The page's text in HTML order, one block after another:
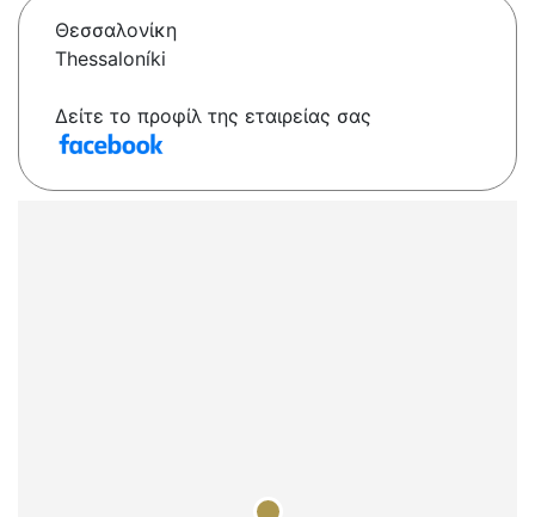
Θεσσαλονίκη
Thessaloníki
Δείτε το προφίλ της εταιρείας σας